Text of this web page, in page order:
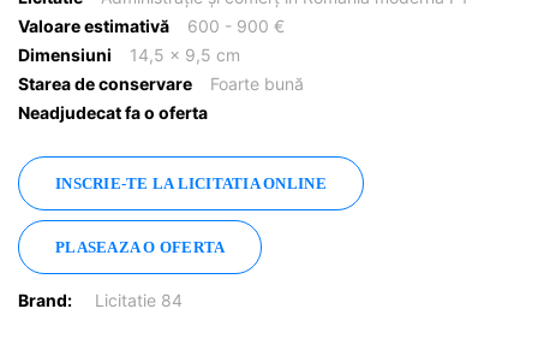
Valoare estimativă
600 - 900 €
Dimensiuni
14,5 x 9,5 cm
Starea de conservare
Foarte bună
Neadjudecat fa o oferta
INSCRIE-TE LA LICITATIA ONLINE
PLASEAZA O OFERTA
Brand: Licitatie 84